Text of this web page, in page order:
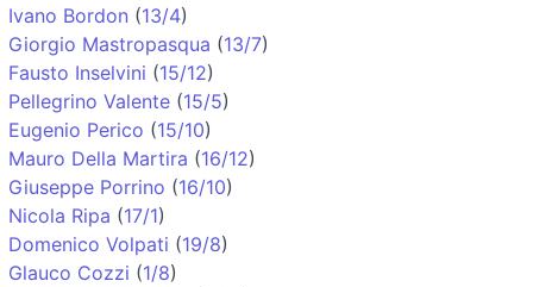
Ivano Bordon (13/4)
Giorgio Mastropasqua (13/7)
Fausto Inselvini (15/12)
Pellegrino Valente (15/5)
Eugenio Perico (15/10)
Mauro Della Martira (16/12)
Giuseppe Porrino (16/10)
Nicola Ripa (17/1)
Domenico Volpati (19/8)
Glauco Cozzi (1/8)